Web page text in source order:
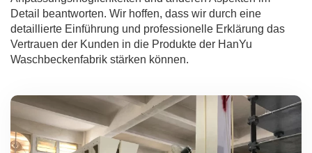
Detail beantworten. Wir hoffen, dass wir durch eine
detaillierte Einführung und professionelle Erklärung das
Vertrauen der Kunden in die Produkte der HanYu
Waschbeckenfabrik stärken können.